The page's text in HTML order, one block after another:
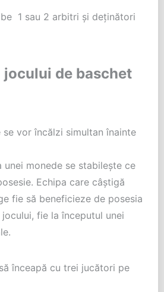
1 sau 2 arbitri și deținători
de baschet
se vor încălzi simultan înainte
unei monede se stabilește ce
Echipa care câștigă
fie să beneficieze de posesia
fie la începutul unei
înceapă cu trei jucători pe